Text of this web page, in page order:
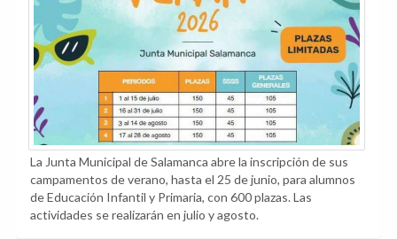
La Junta Municipal de Salamanca abre la inscripción de sus
campamentos de verano, hasta el 25 de junio, para alumnos
de Educación Infantil y Primaria, con 600 plazas. Las
actividades se realizarán en julio y agosto.